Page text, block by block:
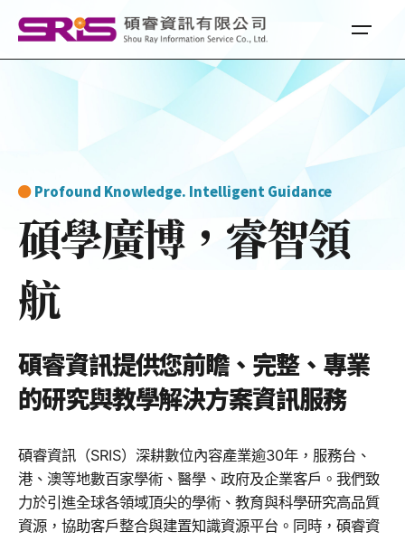
Profound Knowledge. Intelligent Guidance
碩學廣博，睿智領
航
碩睿資訊提供您前瞻、完整、專業
的研究與教學解決方案資訊服務
碩睿資訊（SRIS）深耕數位內容產業逾30年，服務台、
港、澳等地數百家學術、醫學、政府及企業客戶。我們致
力於引進全球各領域頂尖的學術、教育與科學研究高品質
資源，協助客戶整合與建置知識資源平台。同時，碩睿資